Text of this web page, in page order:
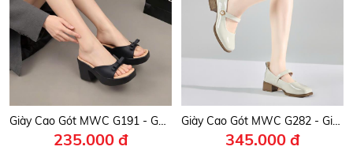
Giày Cao Gót MWC G191 - Guốc Đế Suồng 8cm, Quai Ngang Bản To Phối Nơ Duyên Dáng, Thanh Lịch, Thời Trang.
235.000 đ
Giày Cao Gót MWC G282 - Giày Búp Bê Gót Êm, Mũi Vuông Phối Quai Mảnh Nút Cài Ngọc Trai Sang Chảnh, Thời Trang.
345.000 đ